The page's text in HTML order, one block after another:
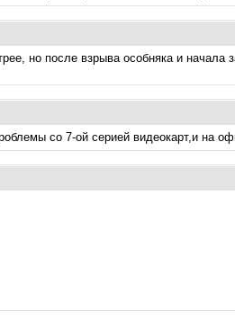
но после взрыва особняка и начала
со 7-ой серией видеокарт,и на